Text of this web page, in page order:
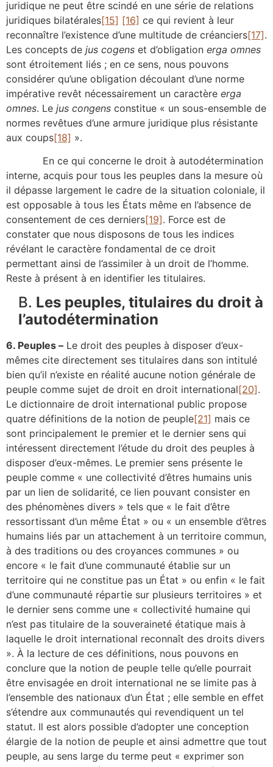
juridique ne peut être scindé en une série de relations
juridiques bilatérales[15] [16] ce qui revient à leur
reconnaître l’existence d’une multitude de créanciers[17].
Les concepts de jus cogens et d’obligation erga omnes
sont étroitement liés ; en ce sens, nous pouvons
considérer qu’une obligation découlant d’une norme
impérative revêt nécessairement un caractère erga
omnes. Le jus congens constitue « un sous-ensemble de
normes revêtues d’une armure juridique plus résistante
aux coups[18] ».
En ce qui concerne le droit à autodétermination
interne, acquis pour tous les peuples dans la mesure où
il dépasse largement le cadre de la situation coloniale, il
est opposable à tous les États même en l’absence de
consentement de ces derniers[19]. Force est de
constater que nous disposons de tous les indices
révélant le caractère fondamental de ce droit
permettant ainsi de l’assimiler à un droit de l’homme.
Reste à présent à en identifier les titulaires.
B. Les peuples, titulaires du droit à
l’autodétermination
6. Peuples – Le droit des peuples à disposer d’eux-
mêmes cite directement ses titulaires dans son intitulé
bien qu’il n’existe en réalité aucune notion générale de
peuple comme sujet de droit en droit international[20].
Le dictionnaire de droit international public propose
quatre définitions de la notion de peuple[21] mais ce
sont principalement le premier et le dernier sens qui
intéressent directement l’étude du droit des peuples à
disposer d’eux-mêmes. Le premier sens présente le
peuple comme « une collectivité d’êtres humains unis
par un lien de solidarité, ce lien pouvant consister en
des phénomènes divers » tels que « le fait d’être
ressortissant d’un même État » ou « un ensemble d’êtres
humains liés par un attachement à un territoire commun,
à des traditions ou des croyances communes » ou
encore « le fait d’une communauté établie sur un
territoire qui ne constitue pas un État » ou enfin « le fait
d’une communauté répartie sur plusieurs territoires » et
le dernier sens comme une « collectivité humaine qui
n’est pas titulaire de la souveraineté étatique mais à
laquelle le droit international reconnaît des droits divers
». À la lecture de ces définitions, nous pouvons en
conclure que la notion de peuple telle qu’elle pourrait
être envisagée en droit international ne se limite pas à
l’ensemble des nationaux d’un État ; elle semble en effet
s’étendre aux communautés qui revendiquent un tel
statut. Il est alors possible d’adopter une conception
élargie de la notion de peuple et ainsi admettre que tout
peuple, au sens large du terme peut « exprimer son